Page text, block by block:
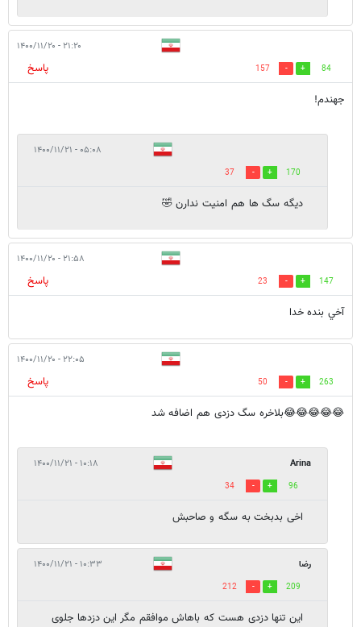
۲۱:۲۰ - ۱۴۰۰/۱۱/۲۰
84
157
پاسخ
جهندم!
۰۵:۰۸ - ۱۴۰۰/۱۱/۲۱
170
37
دیگه سگ ها هم امنیت ندارن 🤣
۲۱:۵۸ - ۱۴۰۰/۱۱/۲۰
147
23
پاسخ
آخي بنده خدا
۲۲:۰۵ - ۱۴۰۰/۱۱/۲۰
263
50
پاسخ
😂😂😂😂😂بلاخره سگ دزدی هم اضافه شد
Arina ۱۰:۱۸ - ۱۴۰۰/۱۱/۲۱
96
34
اخی بدبخت به سگه و صاحبش
رضا ۱۰:۳۳ - ۱۴۰۰/۱۱/۲۱
209
212
این تنها دزدی هست که باهاش موافقم مگر این دزدها جلوی